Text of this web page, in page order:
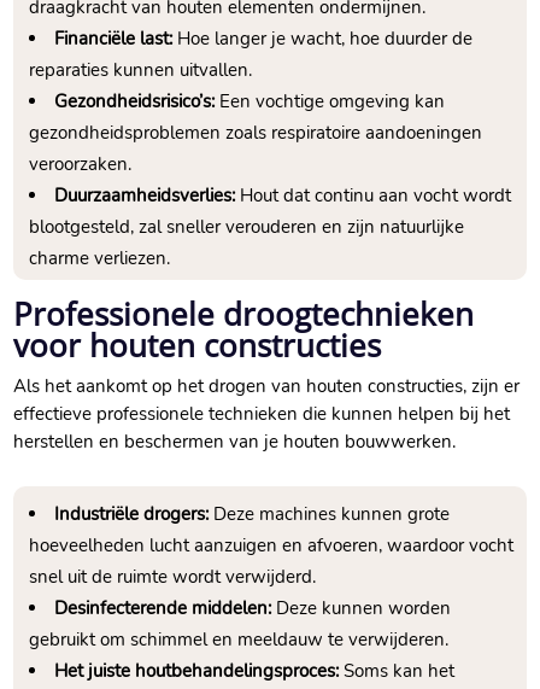
draagkracht van houten elementen ondermijnen.​
Financiële last:Hoe langer je wacht, hoe duurder de
reparaties kunnen uitvallen.​
Gezondheidsrisico’s:Een vochtige omgeving kan
gezondheidsproblemen zoals respiratoire aandoeningen
veroorzaken.​
Duurzaamheidsverlies:Hout dat continu aan vocht wordt
blootgesteld, zal sneller verouderen en zijn natuurlijke
charme verliezen.​
Professionele droogtechnieken
voor houten constructies
Als het aankomt op het drogen van houten constructies, zijn er
effectieve professionele technieken die kunnen helpen bij het
herstellen en beschermen van je houten bouwwerken.​
Industriële drogers:Deze machines kunnen grote
hoeveelheden lucht aanzuigen en afvoeren, waardoor vocht
snel uit de ruimte wordt verwijderd.​
Desinfecterende middelen:Deze kunnen worden
gebruikt om schimmel en meeldauw te verwijderen.​
Het juiste houtbehandelingsproces:Soms kan het